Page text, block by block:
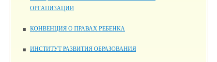
ОРГАНИЗАЦИИ
КОНВЕНЦИЯ О ПРАВАХ РЕБЕНКА
ИНСТИТУТ РАЗВИТИЯ ОБРАЗОВАНИЯ